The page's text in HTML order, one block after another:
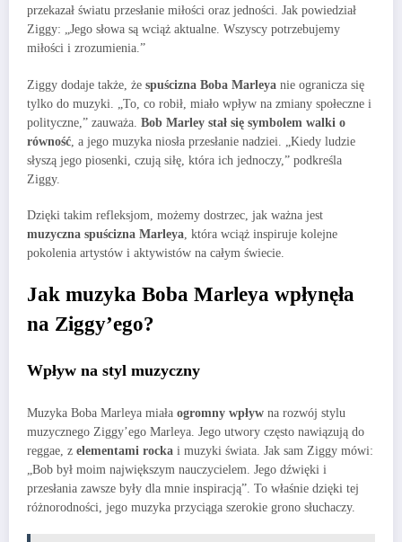
przekazał światu przesłanie miłości oraz jedności. Jak powiedział
Ziggy: „Jego słowa są wciąż aktualne. Wszyscy potrzebujemy
miłości i zrozumienia.”
Ziggy dodaje także, że spuścizna Boba Marleya nie ogranicza się
tylko do muzyki. „To, co robił, miało wpływ na zmiany społeczne i
polityczne,” zauważa. Bob Marley stał się symbolem walki o
równość , a jego muzyka niosła przesłanie nadziei. „Kiedy ludzie
słyszą jego piosenki, czują siłę, która ich jednoczy,” podkreśla
Ziggy.
Dzięki takim refleksjom, możemy dostrzec, jak ważna jest
muzyczna spuścizna Marleya , która wciąż inspiruje kolejne
pokolenia artystów i aktywistów na całym świecie.
Jak muzyka Boba Marleya wpłynęła
na Ziggy’ego?
Wpływ na styl muzyczny
Muzyka Boba Marleya miała ogromny wpływ na rozwój stylu
muzycznego Ziggy’ego Marleya. Jego utwory często nawiązują do
reggae, z elementami rocka i muzyki świata. Jak sam Ziggy mówi:
„Bob był moim największym nauczycielem. Jego dźwięki i
przesłania zawsze były dla mnie inspiracją”. To właśnie dzięki tej
różnorodności, jego muzyka przyciąga szerokie grono słuchaczy.